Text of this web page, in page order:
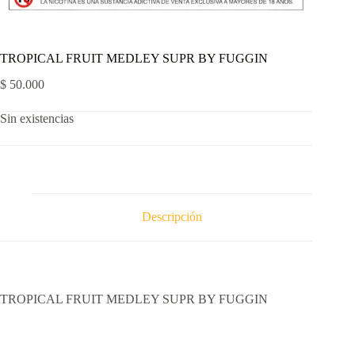
TROPICAL FRUIT MEDLEY SUPR BY FUGGIN
$ 50.000
Sin existencias
Descripción
TROPICAL FRUIT MEDLEY SUPR BY FUGGIN